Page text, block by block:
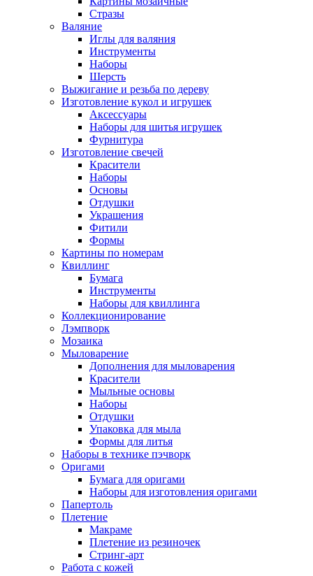
Стразы
Валяние
Иглы для валяния
Инструменты
Наборы
Шерсть
Выжигание и резьба по дереву
Изготовление кукол и игрушек
Аксессуары
Наборы для шитья игрушек
Фурнитура
Изготовление свечей
Красители
Наборы
Основы
Отдушки
Украшения
Фитили
Формы
Картины по номерам
Квиллинг
Бумага
Инструменты
Наборы для квиллинга
Коллекционирование
Лэмпворк
Мозаика
Мыловарение
Дополнения для мыловарения
Красители
Мыльные основы
Наборы
Отдушки
Упаковка для мыла
Формы для литья
Наборы в технике пэчворк
Оригами
Бумага для оригами
Наборы для изготовления оригами
Папертоль
Плетение
Макраме
Плетение из резиночек
Стринг-арт
Работа с кожей